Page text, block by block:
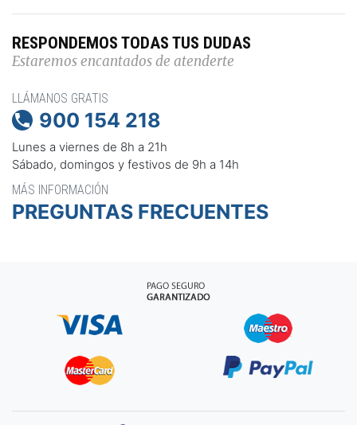
RESPONDEMOS TODAS TUS DUDAS
Estaremos encantados de atenderte
LLÁMANOS GRATIS
 900 154 218
Lunes a viernes de 8h a 21h
Sábado, domingos y festivos de 9h a 14h
MÁS INFORMACIÓN
PREGUNTAS FRECUENTES